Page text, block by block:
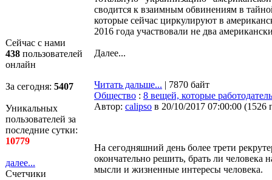
Сейчас с нами
438 пользователей
онлайн
За сегодня: 5407
Уникальных
пользователей за
последние сутки:
10779
далее...
Счетчики
сводится к взаимным обвинениям в
которые сейчас циркулируют в
2016 года участвовали не два
Далее...
Читать дальше... | 7870 байт
Общество : 8 вещей, которые
Автор: calipso в 20/10/2017 07:00:00 (1526
На сегодняшний день более трети
окончательно решить, брать ли человека
мысли и жизненные интересы человека.